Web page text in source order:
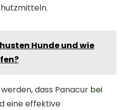
Hunde und wie
dass Panacur bei
eine effektive